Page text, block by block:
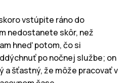
vstúpite ráno do
nedostanete skôr, než
hneď potom, čo si
po nočnej službe; on
a šťastný, že môže pracovať v